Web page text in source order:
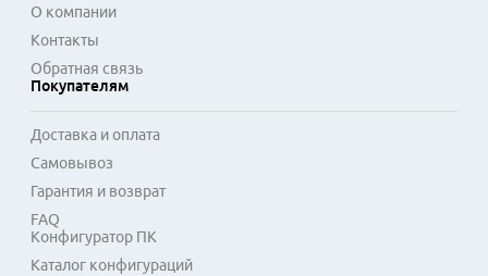
умеренным механическим воздействиям. Прямой обжим
соединениях типа компьютер-коммутатор или роутер-
сетевое хранилище. Надежность соединения
подтверждается защелкой коннектора, которая
устройства в процессе эксплуатации.
О компании
Контакты
Обратная связь
Покупателям
Доставка и оплата
Самовывоз
Гарантия и возврат
FAQ
Конфигуратор ПК
Каталог конфигураций